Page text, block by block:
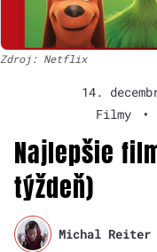
Zdroj: Netflix
14.
Filmy
•
Najlepšie
týždeň)
Michal Reiter